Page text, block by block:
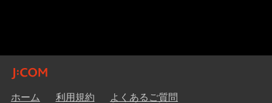
ホーム 利用規約 よくあるご質問